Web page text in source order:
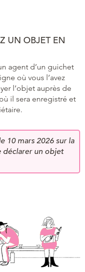
UN OBJET EN
agent d’un guichet
où vous l’avez
l’objet auprès de
il sera enregistré et
10 mars 2026 sur la
un objet